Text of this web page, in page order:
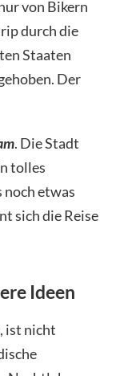
von Bikern
durch die
Staaten
Der
. Die Stadt
tolles
noch etwas
sich die Reise
Ideen
ist nicht